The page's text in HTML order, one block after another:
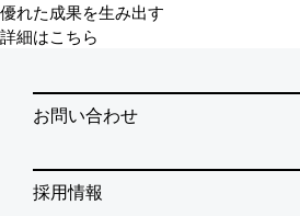
優れた成果を生み出す
詳細はこちら
お問い合わせ
採用情報